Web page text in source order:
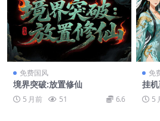
免费国风
境界突破:放置修仙
5 月前 51 6.6
免
挂
5